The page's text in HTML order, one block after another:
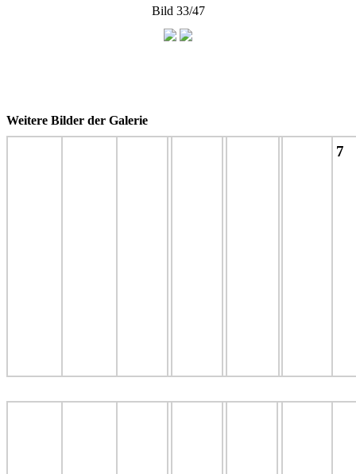
Bild 33/47
Weitere Bilder der Galerie
7